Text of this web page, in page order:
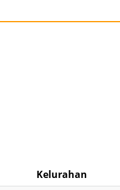
Kelurahan